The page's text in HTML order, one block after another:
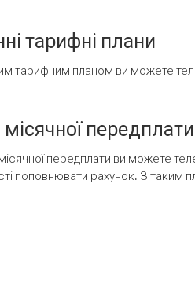
тарифні плани
тарифним планом ви можете
передплати
передплати ви можете
поповнювати рахунок. З таким